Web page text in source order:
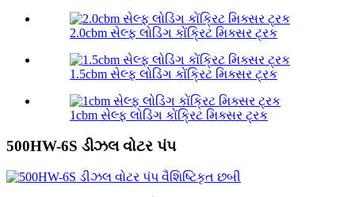
2.0cbm સેલ્ફ લોડિંગ કોંક્રિટ મિક્સર ટ્રક
1.5cbm સેલ્ફ લોડિંગ કોંક્રિટ મિક્સર ટ્રક
1cbm સેલ્ફ લોડિંગ કોંક્રિટ મિક્સર ટ્રક
500HW-6S ડીઝલ વોટર પંપ